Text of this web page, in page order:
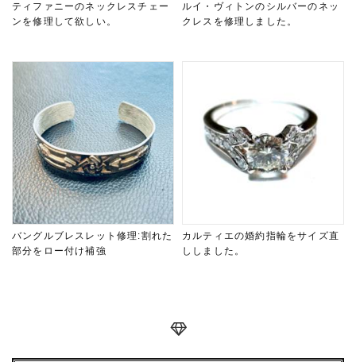
ティファニーのネックレスチェー
ンを修理して欲しい。
ルイ・ヴィトンのシルバーのネッ
クレスを修理しました。
バングルブレスレット修理:割れた
部分をロー付け補強
カルティエの婚約指輪をサイズ直
ししました。